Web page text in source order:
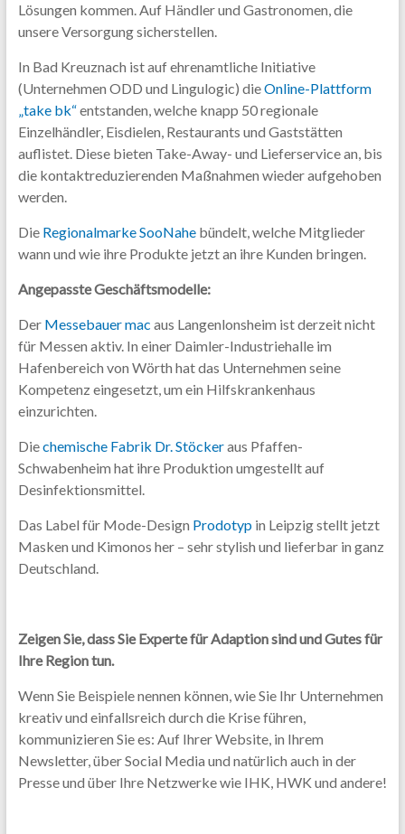
Lösungen kommen. Auf Händler und Gastronomen, die
unsere Versorgung sicherstellen.
In Bad Kreuznach ist auf ehrenamtliche Initiative
(Unternehmen ODD und Lingulogic) dieOnline-Plattform
„take bk“entstanden, welche knapp 50 regionale
Einzelhändler, Eisdielen, Restaurants und Gaststätten
auflistet. Diese bieten Take-Away- und Lieferservice an, bis
die kontaktreduzierenden Maßnahmen wieder aufgehoben
werden.
Die Regionalmarke SooNahebündelt, welche Mitglieder
wann und wie ihre Produkte jetzt an ihre Kunden bringen.
Angepasste Geschäftsmodelle:
DerMessebauer mac aus Langenlonsheim ist derzeit nicht
für Messen aktiv. In einer Daimler-Industriehalle im
Hafenbereich von Wörth hat das Unternehmen seine
Kompetenz eingesetzt, um ein Hilfskrankenhaus
einzurichten.
Diechemische Fabrik Dr. Stöckeraus Pfaffen-
Schwabenheim hat ihre Produktion umgestellt auf
Desinfektionsmittel.
Das Label für Mode-Design Prodotypin Leipzig stellt jetzt
Masken und Kimonos her – sehr stylish und lieferbar in ganz
Deutschland.
Zeigen Sie, dass Sie Experte für Adaption sind und Gutes für
Ihre Region tun.
Wenn Sie Beispiele nennen können, wie Sie Ihr Unternehmen
kreativ und einfallsreich durch die Krise führen,
kommunizieren Sie es: Auf Ihrer Website, in Ihrem
Newsletter, über Social Media und natürlich auch in der
Presse und über Ihre Netzwerke wie IHK, HWK und andere!